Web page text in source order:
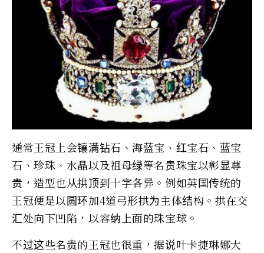
通常王冠上会镶满钻石、海蓝宝、红宝石、蓝宝
石、珍珠、水晶以及祖母绿等名贵珠宝以彰显尊
贵，造型也从拱顶到十字各异。例如英国传统的
王冠便是以圆环加4道弓形拱为主体结构。拱在交
汇处向下凹陷，以容纳上面的珠宝球。
不过这些名贵的王冠也很重，据说叶卡捷琳娜大